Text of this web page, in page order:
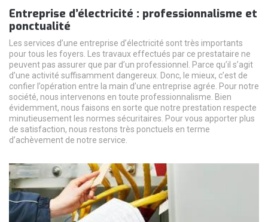
Entreprise d’électricité : professionnalisme et
ponctualité
Les services d’une entreprise d’électricité sont très importants
pour tous les foyers. Les travaux effectués par ce prestataire ne
peuvent pas assurer que par d’un professionnel. Parce qu’il s’agit
d’une activité suffisamment dangereux. Donc, le mieux, c’est de
confier l’opération entre la main d’une entreprise agrée. Pour notre
société, nous intervenons en toute professionnalisme. Bien
évidemment, nous faisons en sorte que notre prestation respecte
minutieusement les normes sécuritaires. Pour vous apporter plus
de satisfaction, nous restons très ponctuels en terme
d’achèvement de notre service.